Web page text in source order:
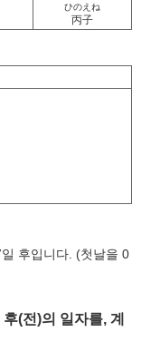
ひのえね
丙子
후입니다. (첫날을 0
(전)의 일자를, 계